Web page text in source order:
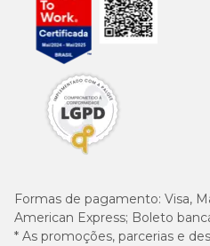
Formas de pagamento: Visa,
American Express; Boleto
* As promoções, parcerias e